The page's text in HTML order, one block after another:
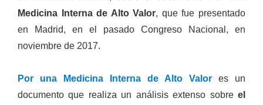
Medicina Interna de Alto Valor, que fue presentado
en Madrid, en el pasado Congreso Nacional, en
noviembre de 2017.
Por una Medicina Interna de Alto Valor es un
documento que realiza un análisis extenso sobre el